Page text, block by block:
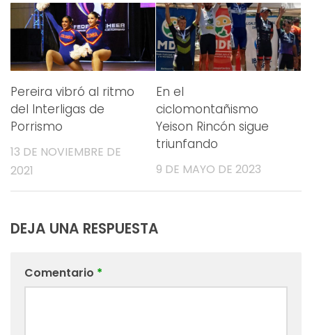
Pereira vibró al ritmo
del Interligas de
Porrismo
13 DE NOVIEMBRE DE
2021
En el
ciclomontañismo
Yeison Rincón sigue
triunfando
9 DE MAYO DE 2023
DEJA UNA RESPUESTA
Comentario *